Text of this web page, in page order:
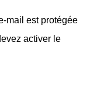
mail est protégée
activer le